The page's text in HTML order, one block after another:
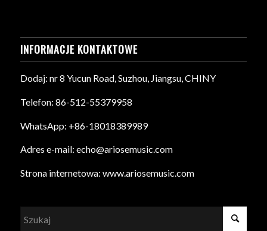
INFORMACJE KONTAKTOWE
Dodaj: nr 8 Yucun Road, Suzhou, Jiangsu, CHINY
Telefon: 86-512-55379958
WhatsApp: +86-18018389989
Adres e-mail: echo@ariosemusic.com
Strona internetowa: www.ariosemusic.com